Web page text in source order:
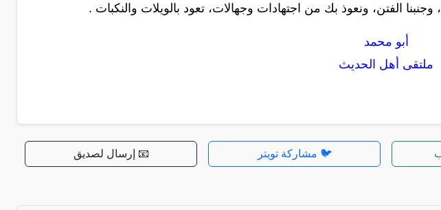
الفتن، ونعوذ بك من اجتهادات وجهالات، تعود بالويلات والنكبات .
أبو محمد
ملتقى أهل الحديث
🐦 مشاركة تويتر 📧 إرسال لصديق